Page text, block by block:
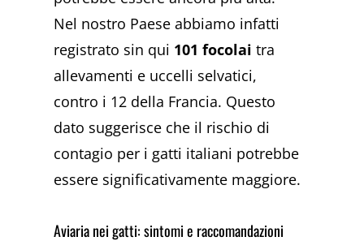
Nel nostro Paese abbiamo infatti
registrato sin qui 101 focolai tra
allevamenti e uccelli selvatici,
contro i 12 della Francia. Questo
dato suggerisce che il rischio di
contagio per i gatti italiani potrebbe
essere significativamente maggiore.
Aviaria nei gatti: sintomi e raccomandazioni